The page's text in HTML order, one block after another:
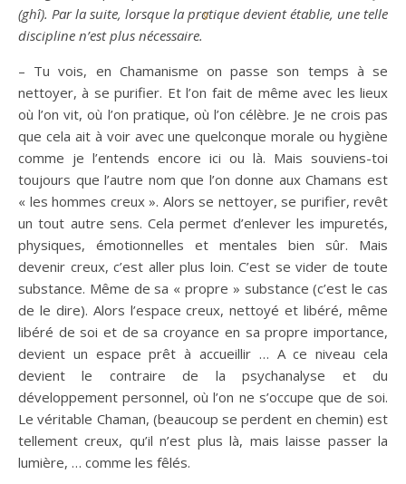
(ghî). Par la suite, lorsque la pratique devient établie, une telle
discipline n’est plus nécessaire.
9
– Tu vois, en Chamanisme on passe son temps à se
nettoyer, à se purifier. Et l’on fait de même avec les lieux
où l’on vit, où l’on pratique, où l’on célèbre. Je ne crois pas
que cela ait à voir avec une quelconque morale ou hygiène
comme je l’entends encore ici ou là. Mais souviens-toi
toujours que l’autre nom que l’on donne aux Chamans est
« les hommes creux ». Alors se nettoyer, se purifier, revêt
un tout autre sens. Cela permet d’enlever les impuretés,
physiques, émotionnelles et mentales bien sûr. Mais
devenir creux, c’est aller plus loin. C’est se vider de toute
substance. Même de sa « propre » substance (c’est le cas
de le dire). Alors l’espace creux, nettoyé et libéré, même
libéré de soi et de sa croyance en sa propre importance,
devient un espace prêt à accueillir … A ce niveau cela
devient le contraire de la psychanalyse et du
développement personnel, où l’on ne s’occupe que de soi.
Le véritable Chaman, (beaucoup se perdent en chemin) est
tellement creux, qu’il n’est plus là, mais laisse passer la
lumière, … comme les fêlés.